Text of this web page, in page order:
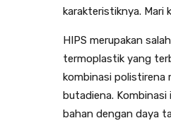
karakteristiknya. Mari
HIPS merupakan
termoplastik yang
kombinasi polistirena
butadiena. Kombinasi
bahan dengan daya